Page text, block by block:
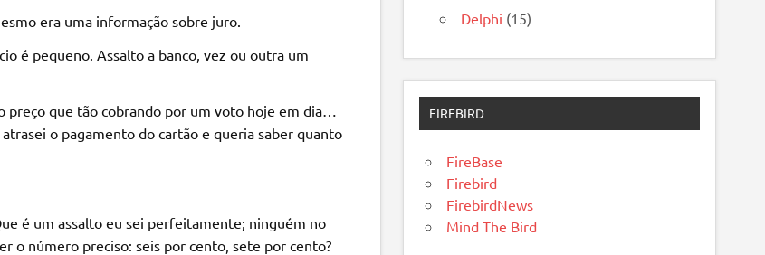
era uma informação sobre juro.
é pequeno. Assalto a banco, vez ou outra um
preço que tão cobrando por um voto hoje em dia…
o pagamento do cartão e queria saber quanto
é um assalto eu sei perfeitamente; ninguém no
o número preciso: seis por cento, sete por cento?
Delphi (15)
FIREBIRD
FireBase
Firebird
FirebirdNews
Mind The Bird